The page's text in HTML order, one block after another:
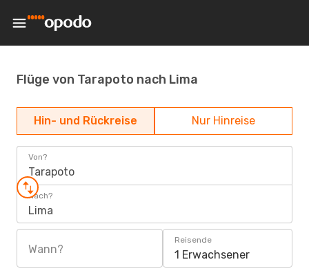
Flüge von Tarapoto nach Lima
Hin- und Rückreise Nur Hinreise
Von?
Tarapoto
Nach?
Lima
Wann?
Reisende
1 Erwachsener